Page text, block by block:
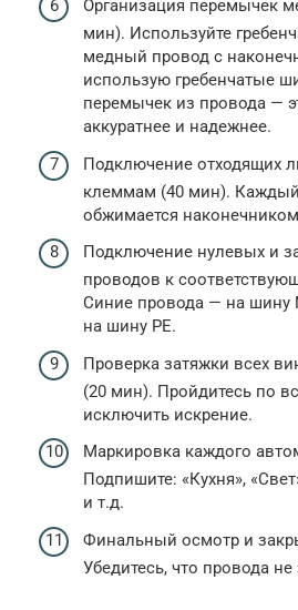
Организация перемычек
мин). Используйте
медный провод с
использую гребенчатые
перемычек из провода —
аккуратнее и надежнее.
Подключение отходящих
клеммам (40 мин).
обжимается
Подключение нулевых и
проводов к
Синие провода — на шину
на шину PE.
Проверка затяжки всех
(20 мин). Пройдитесь по
исключить искрение.
Маркировка каждого
Подпишите: «Кухня»,
и т.д.
Финальный осмотр и
Убедитесь, что провода